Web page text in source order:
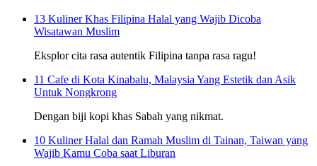
13 Kuliner Khas Filipina Halal yang Wajib Dicoba
Wisatawan Muslim
Eksplor cita rasa autentik Filipina tanpa rasa ragu!
11 Cafe di Kota Kinabalu, Malaysia Yang Estetik dan Asik
Untuk Nongkrong
Dengan biji kopi khas Sabah yang nikmat.
10 Kuliner Halal dan Ramah Muslim di Tainan, Taiwan yang
Wajib Kamu Coba saat Liburan